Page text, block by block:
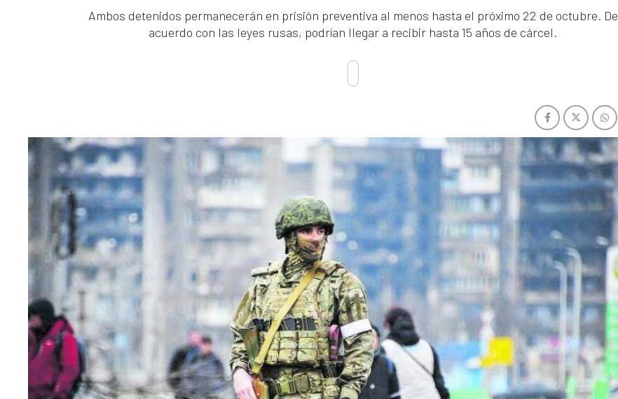
Ambos detenidos permanecerán en prisión preventiva al menos hasta el próximo 22 de octubre. De
acuerdo con las leyes rusas, podrían llegar a recibir hasta 15 años de cárcel.